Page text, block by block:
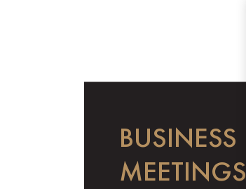
BUSINESS
MEETINGS